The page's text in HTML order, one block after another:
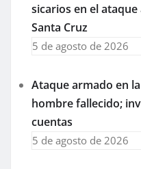
sicarios en el
Santa Cruz
5 de agosto de 2026
Ataque armado en
hombre fallecido;
cuentas
5 de agosto de 2026